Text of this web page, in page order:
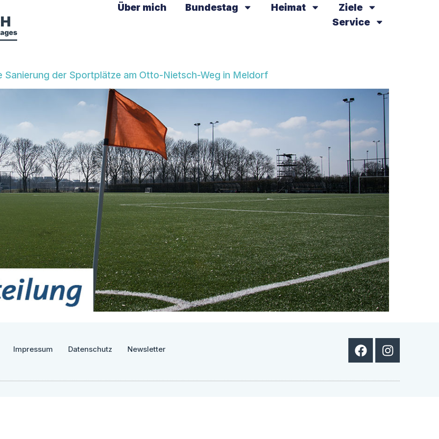
Über mich Bundestag Heimat
Ziele
Service
Sanierung der Sportplätze am Otto-Nietsch-Weg in Meldorf
Impressum Datenschutz Newsletter